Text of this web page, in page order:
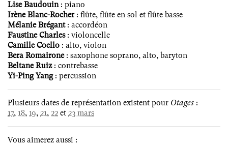
Lise Baudouin : piano
Irène Blanc-Rocher: flûte, flûte en sol et flûte basse
Mélanie Brégant: accordéon
Faustine Charles: violoncelle
Camille Coello : alto, violon
Bera Romairone: saxophone soprano, alto, baryton
Beltane Ruiz: contrebasse
Yi-Ping Yang: percussion
Plusieurs dates de représentation existent pour Otages :
17, 18, 19, 21, 22 et 23 mars
Vous aimerez aussi :